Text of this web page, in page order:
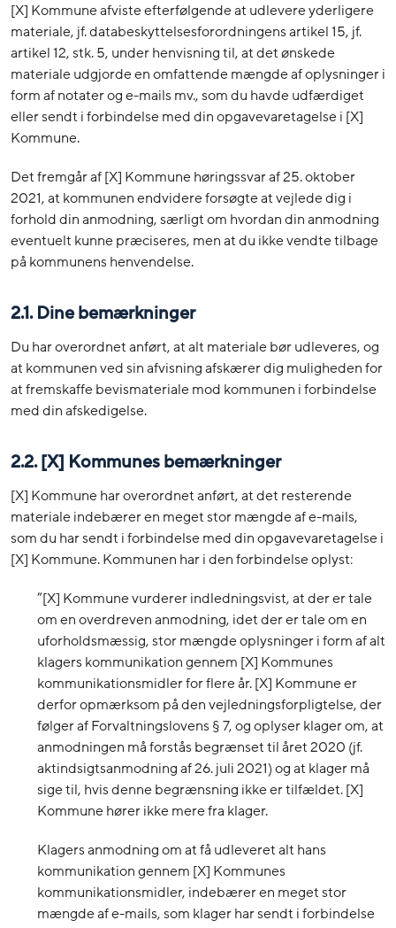
[X] Kommune afviste efterfølgende at udlevere yderligere
materiale, jf. databeskyttelsesforordningens artikel 15, jf.
artikel 12, stk. 5, under henvisning til, at det ønskede
materiale udgjorde en omfattende mængde af oplysninger i
form af notater og e-mails mv., som du havde udfærdiget
eller sendt i forbindelse med din opgavevaretagelse i [X]
Kommune.
Det fremgår af [X] Kommune høringssvar af 25. oktober
2021, at kommunen endvidere forsøgte at vejlede dig i
forhold din anmodning, særligt om hvordan din anmodning
eventuelt kunne præciseres, men at du ikke vendte tilbage
på kommunens henvendelse.
2.1. Dine bemærkninger
Du har overordnet anført, at alt materiale bør udleveres, og
at kommunen ved sin afvisning afskærer dig muligheden for
at fremskaffe bevismateriale mod kommunen i forbindelse
med din afskedigelse.
2.2. [X] Kommunes bemærkninger
[X] Kommune har overordnet anført, at det resterende
materiale indebærer en meget stor mængde af e-mails,
som du har sendt i forbindelse med din opgavevaretagelse i
[X] Kommune. Kommunen har i den forbindelse oplyst:
”[X] Kommune vurderer indledningsvist, at der er tale
om en overdreven anmodning, idet der er tale om en
uforholdsmæssig, stor mængde oplysninger i form af alt
klagers kommunikation gennem [X] Kommunes
kommunikationsmidler for flere år. [X] Kommune er
derfor opmærksom på den vejledningsforpligtelse, der
følger af Forvaltningslovens § 7, og oplyser klager om, at
anmodningen må forstås begrænset til året 2020 (jf.
aktindsigtsanmodning af 26. juli 2021) og at klager må
sige til, hvis denne begrænsning ikke er tilfældet. [X]
Kommune hører ikke mere fra klager.
Klagers anmodning om at få udleveret alt hans
kommunikation gennem [X] Kommunes
kommunikationsmidler, indebærer en meget stor
mængde af e-mails, som klager har sendt i forbindelse